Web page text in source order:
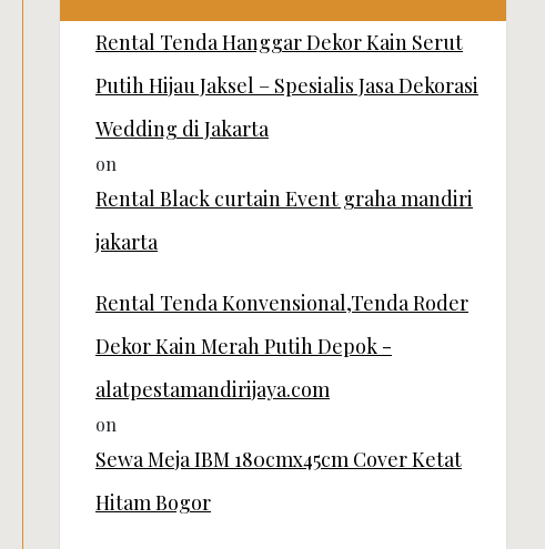
Rental Tenda Hanggar Dekor Kain Serut
Putih Hijau Jaksel – Spesialis Jasa Dekorasi
Wedding di Jakarta
on
Rental Black curtain Event graha mandiri
jakarta
Rental Tenda Konvensional,Tenda Roder
Dekor Kain Merah Putih Depok -
alatpestamandirijaya.com
on
Sewa Meja IBM 180cmx45cm Cover Ketat
Hitam Bogor